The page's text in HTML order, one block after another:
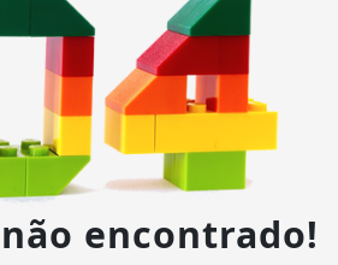
encontrado!